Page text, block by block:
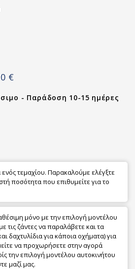
€
- Παράδοση 10-15 ημέρες
τεμαχίου. Παρακαλούμε ελέγξτε
ποσότητα που επιθυμείτε για το
μόνο με την επιλογή μοντέλου
τις ζάντες να παραλάβετε και τα
δαχτυλίδια για κάποια οχήματα) για
να προχωρήσετε στην αγορά
την επιλογή μοντέλου αυτοκινήτου
μαζί μας.